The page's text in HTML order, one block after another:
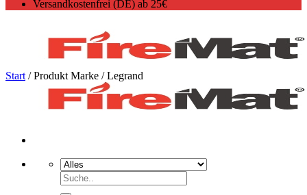
Versandkostenfrei (DE) ab 25€
Suchen
nach:
Start /Produkt Marke /Legrand